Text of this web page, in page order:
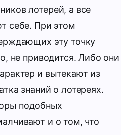
лотерей, а все
себе. При этом
эту точку
не приводится. Либо они
и вытекают из
знаний о лотереях.
подобных
и о том, что